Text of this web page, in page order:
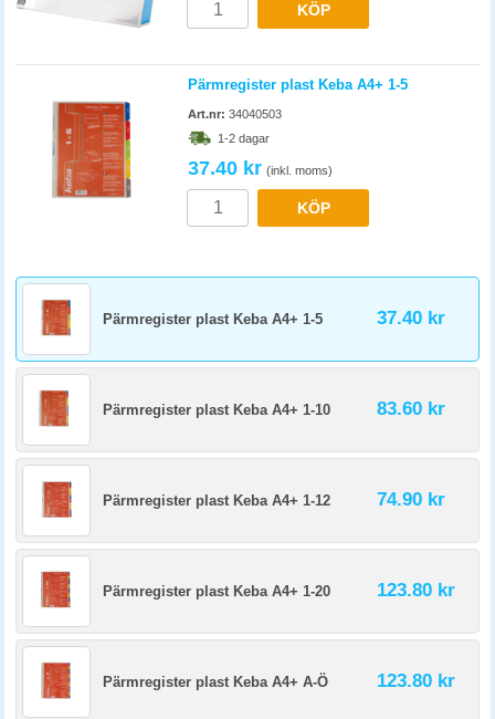
KÖP
Pärmregister plast Keba A4+ 1-5
Art.nr: 34040503
1-2 dagar
37.40 kr (inkl. moms)
KÖP
Pärmregister plast Keba A4+ 1-5 37.40 kr
Pärmregister plast Keba A4+ 1-10 83.60 kr
Pärmregister plast Keba A4+ 1-12 74.90 kr
Pärmregister plast Keba A4+ 1-20 123.80 kr
Pärmregister plast Keba A4+ A-Ö 123.80 kr